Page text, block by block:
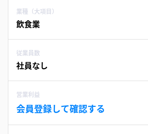
業種（大項目）
飲食業
従業員数
社員なし
営業利益
会員登録して確認する